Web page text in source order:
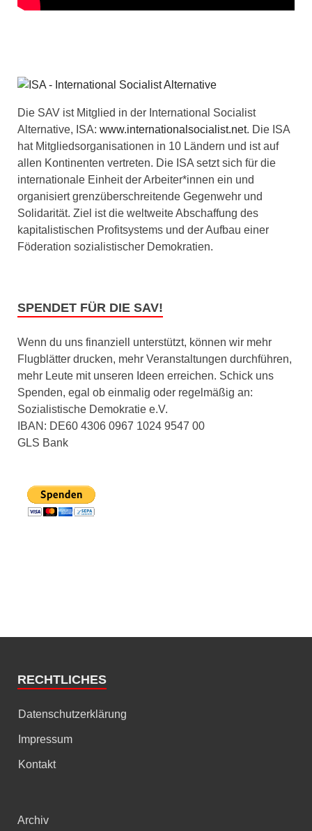
Die SAV ist Mitglied in der International Socialist
Alternative, ISA: www.internationalsocialist.net. Die ISA
hat Mitgliedsorganisationen in 10 Ländern und ist auf
allen Kontinenten vertreten. Die ISA setzt sich für die
internationale Einheit der Arbeiter*innen ein und
organisiert grenzüberschreitende Gegenwehr und
Solidarität. Ziel ist die weltweite Abschaffung des
kapitalistischen Profitsystems und der Aufbau einer
Föderation sozialistischer Demokratien.
SPENDET FÜR DIE SAV!
Wenn du uns finanziell unterstützt, können wir mehr
Flugblätter drucken, mehr Veranstaltungen durchführen,
mehr Leute mit unseren Ideen erreichen. Schick uns
Spenden, egal ob einmalig oder regelmäßig an:
Sozialistische Demokratie e.V.
IBAN: DE60 4306 0967 1024 9547 00
GLS Bank
RECHTLICHES
Datenschutzerklärung
Impressum
Kontakt
Archiv